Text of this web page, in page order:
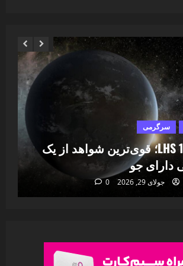
سرگرمی
کشف LHS 1140b؛ قوی‌ترین شواهد از یک
دارای جو
جولای 29, 2026 0